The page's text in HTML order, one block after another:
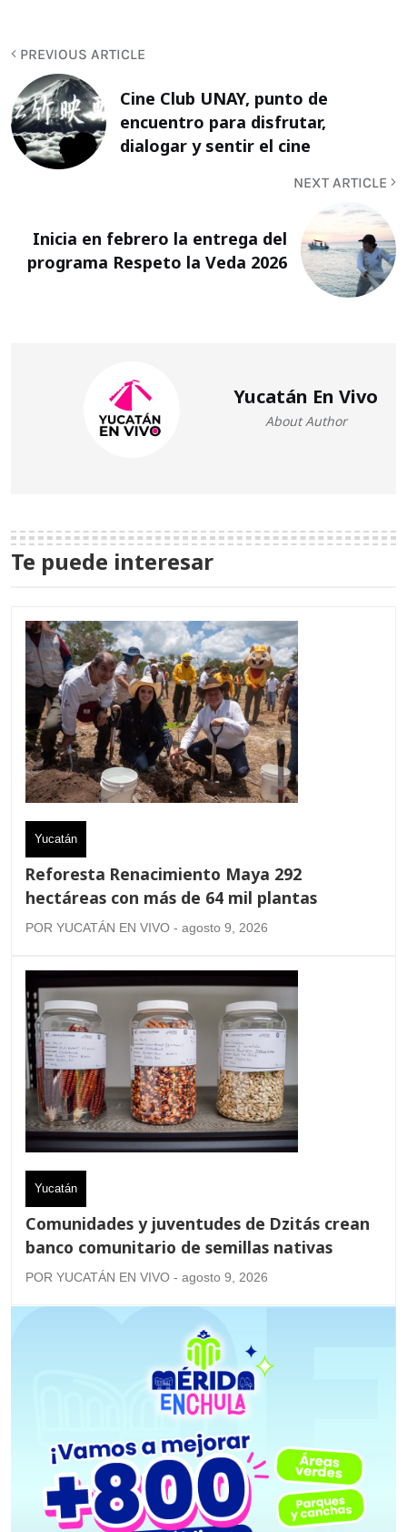
PREVIOUS ARTICLE
Cine Club UNAY, punto de
encuentro para disfrutar,
dialogar y sentir el cine
NEXT ARTICLE
Inicia en febrero la entrega del
programa Respeto la Veda 2026
Yucatán En Vivo
About Author
Te puede interesar
Yucatán
Reforesta Renacimiento Maya 292
hectáreas con más de 64 mil plantas
POR YUCATÁN EN VIVO - agosto 9, 2026
Yucatán
Comunidades y juventudes de Dzitás crean
banco comunitario de semillas nativas
POR YUCATÁN EN VIVO - agosto 9, 2026